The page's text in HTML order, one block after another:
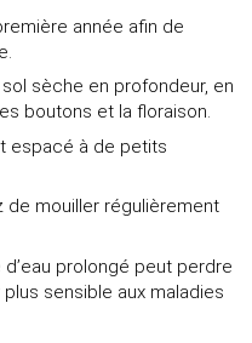
année afin de
sèche en profondeur, en
boutons et la floraison.
espacé à de petits
de mouiller régulièrement
prolongé peut perdre
sensible aux maladies